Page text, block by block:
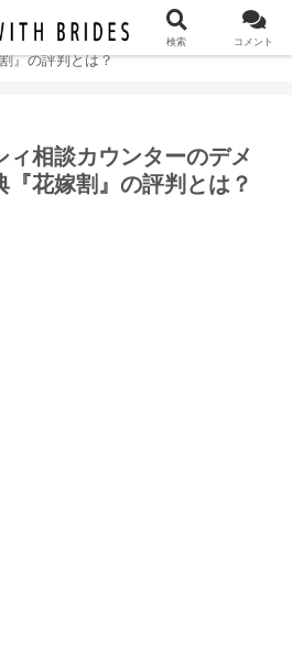
【口コミ】ゼクシィ相談カウンターの
』の評判とは？
ィ相談カウンターのデメ
『花嫁割』の評判とは？
検索 コメント